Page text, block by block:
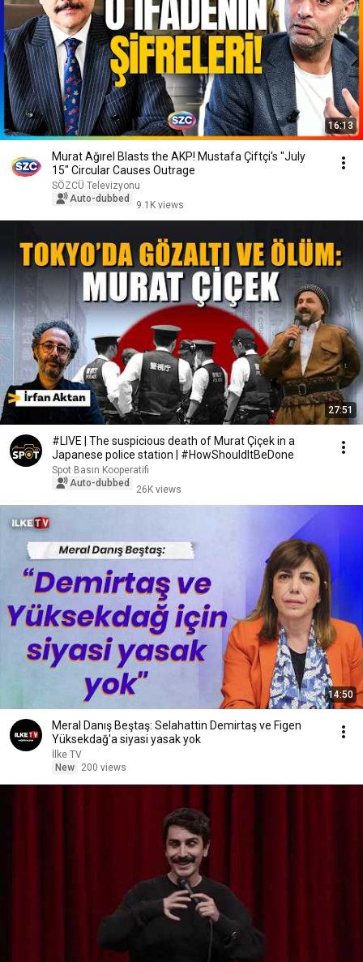
16:13
Murat Ağırel Blasts the AKP! Mustafa Çiftçi's "July
15" Circular Causes Outrage
SÖZCÜ Televizyonu
Auto-dubbed
9.1K views
27:51
#LIVE | The suspicious death of Murat Çiçek in a
Japanese police station | #HowShouldItBeDone
Spot Basın Kooperatifi
Auto-dubbed
26K views
14:50
Meral Danış Beştaş: Selahattin Demirtaş ve Figen
Yüksekdağ'a siyasi yasak yok
İlke TV
New
200 views